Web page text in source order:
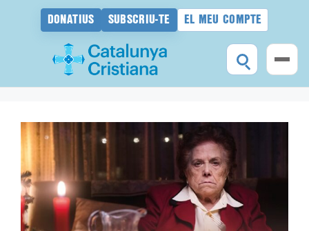
DONATIUS SUBSCRIU-TE EL MEU COMPTE
contingut